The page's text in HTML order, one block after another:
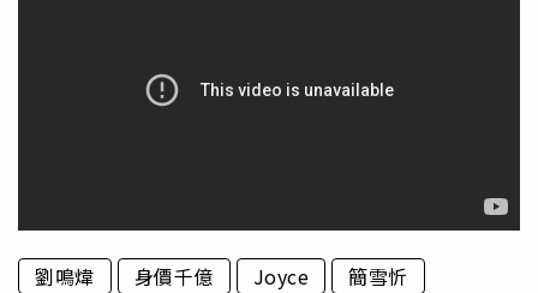
劉鳴煒 身價千億 Joyce
簡雪忻